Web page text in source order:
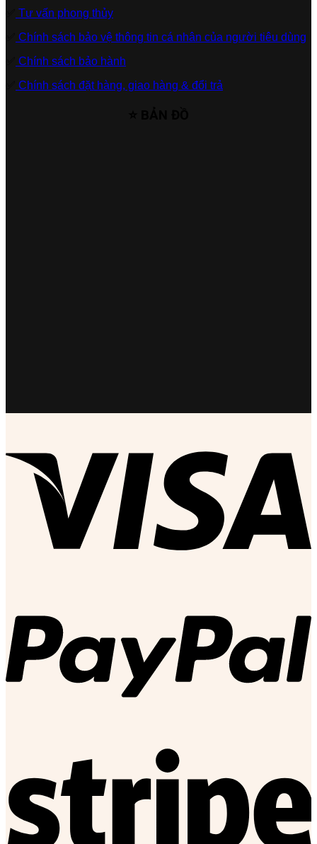
Tư vấn phong thủy
Chính sách bảo vệ thông tin cá nhân của người tiêu dùng
Chính sách bảo hành
Chính sách đặt hàng, giao hàng & đổi trả